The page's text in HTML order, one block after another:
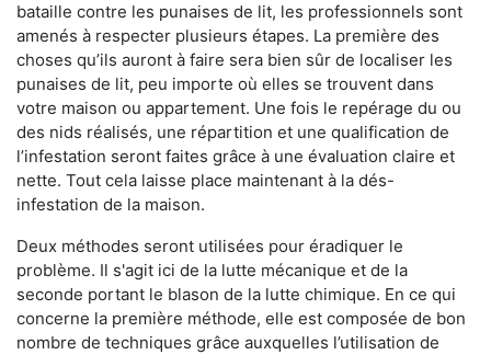
bataille contre les punaises de lit, les professionnels sont
amenés à respecter plusieurs étapes. La première des
choses qu’ils auront à faire sera bien sûr de localiser les
punaises de lit, peu importe où elles se trouvent dans
votre maison ou appartement. Une fois le repérage du ou
des nids réalisés, une répartition et une qualification de
l’infestation seront faites grâce à une évaluation claire et
nette. Tout cela laisse place maintenant à la dés-
infestation de la maison.
Deux méthodes seront utilisées pour éradiquer le
problème. Il s'agit ici de la lutte mécanique et de la
seconde portant le blason de la lutte chimique. En ce qui
concerne la première méthode, elle est composée de bon
nombre de techniques grâce auxquelles l’utilisation de